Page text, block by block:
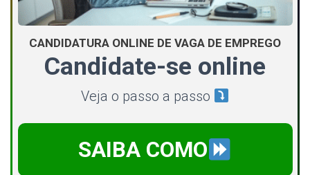
CANDIDATURA ONLINE DE VAGA DE EMPREGO
Candidate-se online
Veja o passo a passo
SAIBA COMO